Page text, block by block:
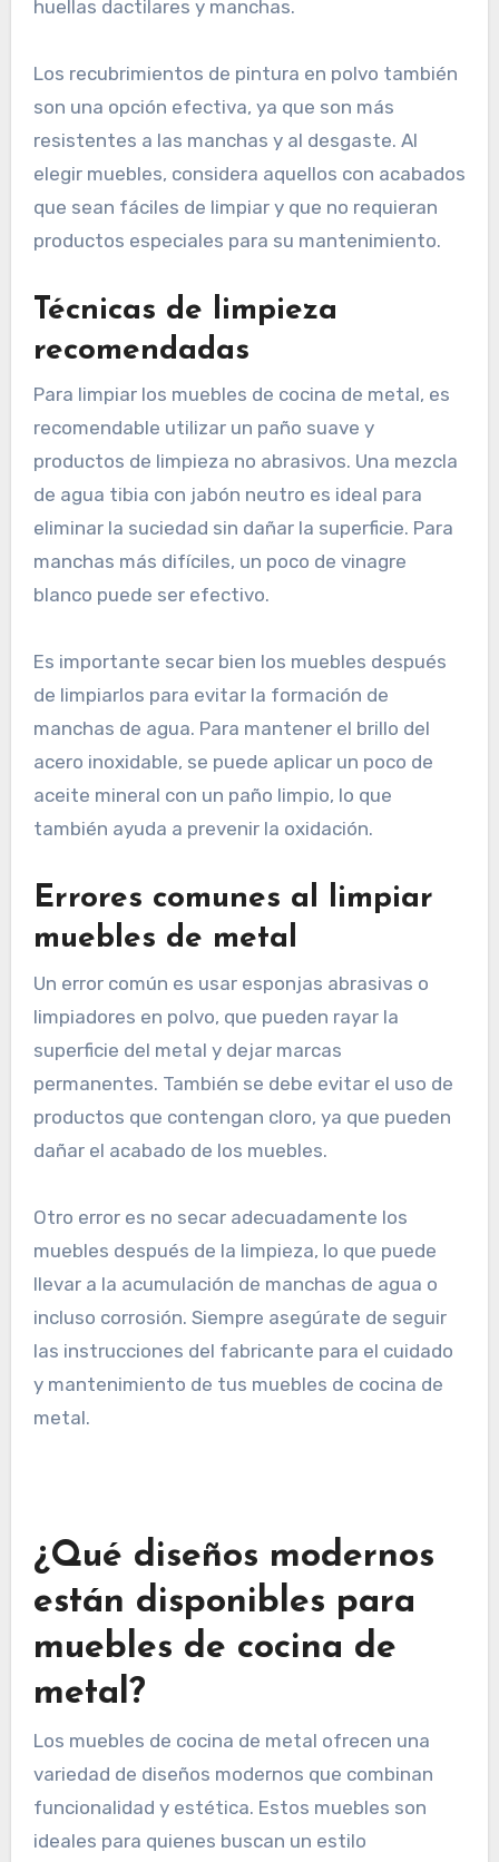
huellas dactilares y manchas.
Los recubrimientos de pintura en polvo también
son una opción efectiva, ya que son más
resistentes a las manchas y al desgaste. Al
elegir muebles, considera aquellos con acabados
que sean fáciles de limpiar y que no requieran
productos especiales para su mantenimiento.
Técnicas de limpieza
recomendadas
Para limpiar los muebles de cocina de metal, es
recomendable utilizar un paño suave y
productos de limpieza no abrasivos. Una mezcla
de agua tibia con jabón neutro es ideal para
eliminar la suciedad sin dañar la superficie. Para
manchas más difíciles, un poco de vinagre
blanco puede ser efectivo.
Es importante secar bien los muebles después
de limpiarlos para evitar la formación de
manchas de agua. Para mantener el brillo del
acero inoxidable, se puede aplicar un poco de
aceite mineral con un paño limpio, lo que
también ayuda a prevenir la oxidación.
Errores comunes al limpiar
muebles de metal
Un error común es usar esponjas abrasivas o
limpiadores en polvo, que pueden rayar la
superficie del metal y dejar marcas
permanentes. También se debe evitar el uso de
productos que contengan cloro, ya que pueden
dañar el acabado de los muebles.
Otro error es no secar adecuadamente los
muebles después de la limpieza, lo que puede
llevar a la acumulación de manchas de agua o
incluso corrosión. Siempre asegúrate de seguir
las instrucciones del fabricante para el cuidado
y mantenimiento de tus muebles de cocina de
metal.
¿Qué diseños modernos
están disponibles para
muebles de cocina de
metal?
Los muebles de cocina de metal ofrecen una
variedad de diseños modernos que combinan
funcionalidad y estética. Estos muebles son
ideales para quienes buscan un estilo